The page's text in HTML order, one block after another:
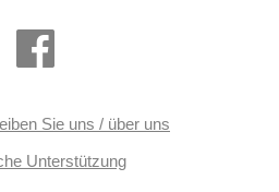
Sie uns / über uns
Unterstützung